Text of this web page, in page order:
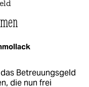
Betreuungsgeld
die nun frei